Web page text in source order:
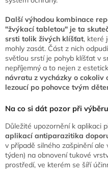
Další výhodou kombinace
"žvýkací tabletou" je ta
srsti tolik živých klíšťat, které
mohly zasát. Část z nich
světlou srstí je pohyb klíšťat v
nepříjemný a to nejen z
návratu z vycházky o
lezoucí po pohovce tvým
Na co si dát pozor při
Důležité upozornění k aplikaci
aplikací antiparazitika
v případě silného zašpinění
týden) na obnovení tukové
prostředí, ve kterém se šíří